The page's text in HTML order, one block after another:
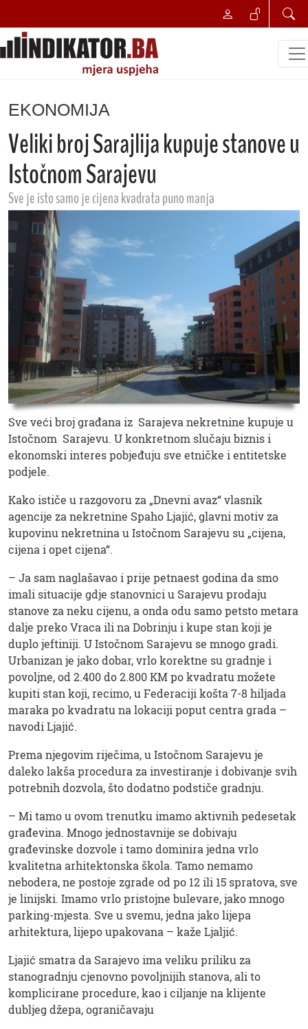
EKONOMIJA
Veliki broj Sarajlija kupuje stanove u
Istočnom Sarajevu
Sve je isto samo je cijena kvadrata puno manja
Sve veći broj građana iz Sarajeva nekretnine kupuje u
Istočnom Sarajevu. U konkretnom slučaju biznis i
ekonomski interes pobjeđuju sve etničke i entitetske
podjele.
Kako ističe u razgovoru za „Dnevni avaz“ vlasnik
agencije za nekretnine Spaho Ljajić, glavni motiv za
kupovinu nekretnina u Istočnom Sarajevu su „cijena,
cijena i opet cijena“.
– Ja sam naglašavao i prije petnaest godina da smo
imali situacije gdje stanovnici u Sarajevu prodaju
stanove za neku cijenu, a onda odu samo petsto metara
dalje preko Vraca ili na Dobrinju i kupe stan koji je
duplo jeftiniji. U Istočnom Sarajevu se mnogo gradi.
Urbanizan je jako dobar, vrlo korektne su gradnje i
povoljne, od 2.400 do 2.800 KM po kvadratu možete
kupiti stan koji, recimo, u Federaciji košta 7-8 hiljada
maraka po kvadratu na lokaciji poput centra grada –
navodi Ljajić.
Prema njegovim riječima, u Istočnom Sarajevu je
daleko lakša procedura za investiranje i dobivanje svih
potrebnih dozvola, što dodatno podstiče gradnju.
– Mi tamo u ovom trenutku imamo aktivnih pedesetak
građevina. Mnogo jednostavnije se dobivaju
građevinske dozvole i tamo dominira jedna vrlo
kvalitetna arhitektonska škola. Tamo nemamo
nebodera, ne postoje zgrade od po 12 ili 15 spratova, sve
je linijski. Imamo vrlo pristojne bulevare, jako mnogo
parking-mjesta. Sve u svemu, jedna jako lijepa
arhitektura, lijepo upakovana – kaže Ljaljić.
Ljajić smatra da Sarajevo ima veliku priliku za
stanogradnju cjenovno povoljnijih stanova, ali to
komplicirane procedure, kao i ciljanje na klijente
dubljeg džepa, ograničavaju